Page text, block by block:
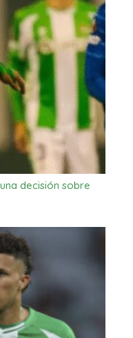
decisión sobre